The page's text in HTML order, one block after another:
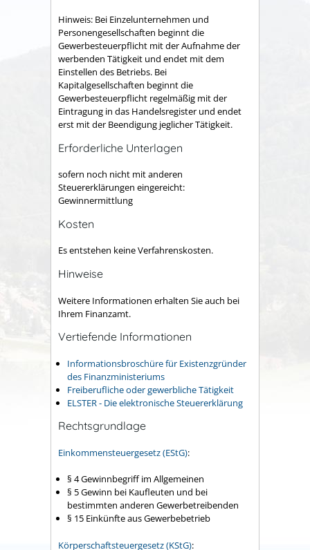
Hinweis: Bei Einzelunternehmen und
Personengesellschaften beginnt die
Gewerbesteuerpflicht mit der Aufnahme der
werbenden Tätigkeit und endet mit dem
Einstellen des Betriebs. Bei
Kapitalgesellschaften beginnt die
Gewerbesteuerpflicht regelmäßig mit der
Eintragung in das Handelsregister und endet
erst mit der Beendigung jeglicher Tätigkeit.
Erforderliche Unterlagen
sofern noch nicht mit anderen
Steuererklärungen eingereicht:
Gewinnermittlung
Kosten
Es entstehen keine Verfahrenskosten.
Hinweise
Weitere Informationen erhalten Sie auch bei
Ihrem Finanzamt.
Vertiefende Informationen
Informationsbroschüre für Existenzgründer
des Finanzministeriums
Freiberufliche oder gewerbliche Tätigkeit
ELSTER - Die elektronische Steuererklärung
Rechtsgrundlage
Einkommensteuergesetz (EStG):
§ 4Gewinnbegriff im Allgemeinen
§ 5 Gewinn bei Kaufleuten und bei
bestimmten anderen Gewerbetreibenden
§ 15 Einkünfte aus Gewerbebetrieb
Körperschaftsteuergesetz (KStG):